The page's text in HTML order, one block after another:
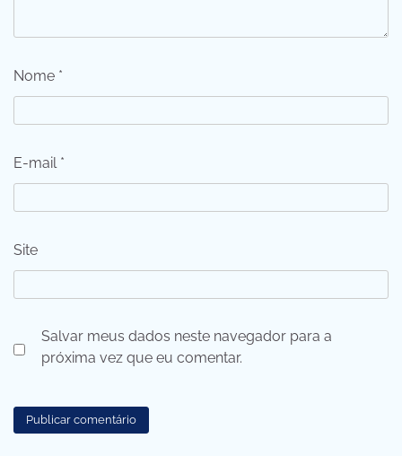
Nome *
E-mail *
Site
Salvar meus dados neste navegador para a
próxima vez que eu comentar.